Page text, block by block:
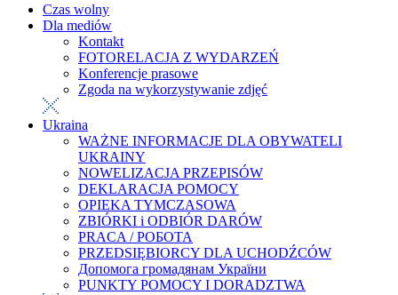
Czas wolny
Dla mediów
Kontakt
FOTORELACJA Z WYDARZEŃ
Konferencje prasowe
Zgoda na wykorzystywanie zdjęć
Ukraina
WAŻNE INFORMACJE DLA OBYWATELI
UKRAINY
NOWELIZACJA PRZEPISÓW
DEKLARACJA POMOCY
OPIEKA TYMCZASOWA
ZBIÓRKI i ODBIÓR DARÓW
PRACA / РОБОТА
PRZEDSIĘBIORCY DLA UCHODŹCÓW
Допомога громадянам України
PUNKTY POMOCY I DORADZTWA